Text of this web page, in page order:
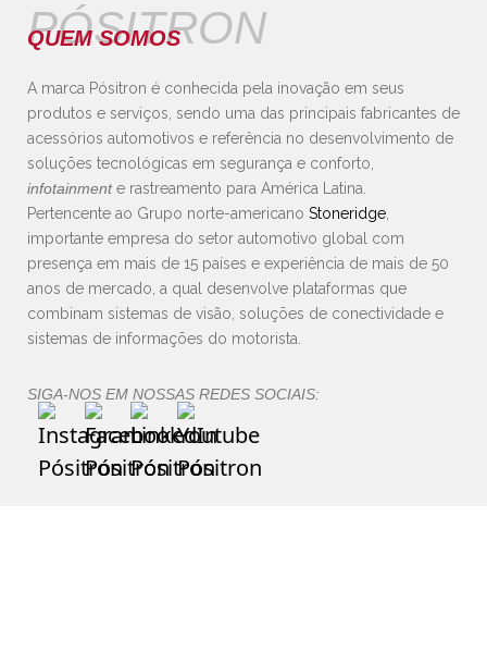
PÓSITRON
QUEM SOMOS
A marca Pósitron é conhecida pela inovação em seus
produtos e serviços, sendo uma das principais fabricantes de
acessórios automotivos e referência no desenvolvimento de
soluções tecnológicas em segurança e conforto,
infotainmente rastreamento para América Latina.
Pertencente ao Grupo norte-americano Stoneridge
importante empresa do setor automotivo global com
presença em mais de 15 países e experiência de mais de 50
anos de mercado, a qual desenvolve plataformas que
combinam sistemas de visão, soluções de conectividade e
sistemas de informações do motorista.
SIGA-NOS EM NOSSAS REDES SOCIAIS: